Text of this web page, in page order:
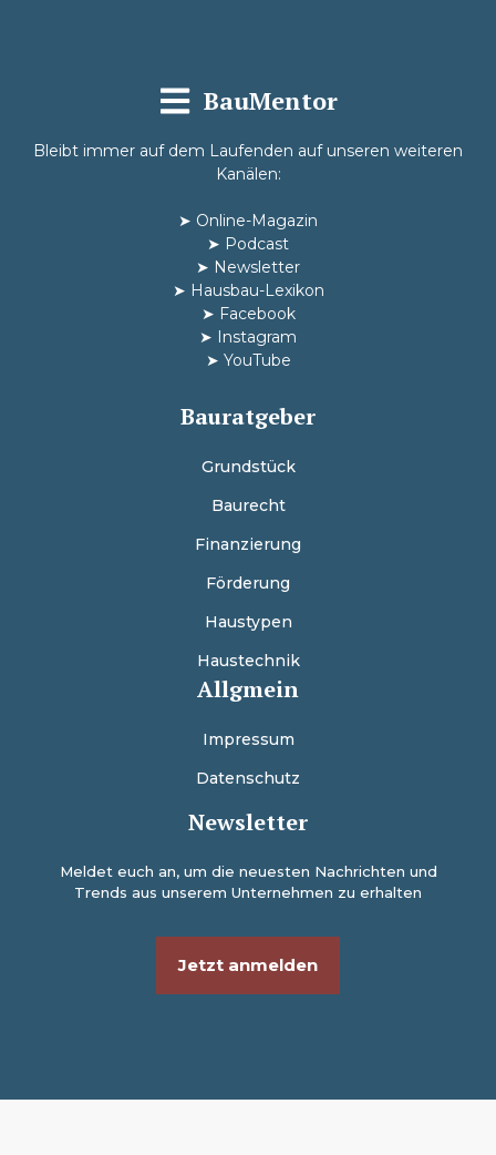
BauMentor
Bleibt immer auf dem Laufenden auf unseren weiteren
Kanälen:
➤ Online-Magazin
➤ Podcast
➤ Newsletter
➤ Hausbau-Lexikon
➤ Facebook
➤ Instagram
➤ YouTube
Bauratgeber
Grundstück
Baurecht
Finanzierung
Förderung
Haustypen
Haustechnik
Allgmein
Impressum
Datenschutz
Newsletter
Meldet euch an, um die neuesten Nachrichten und
Trends aus unserem Unternehmen zu erhalten
Jetzt anmelden